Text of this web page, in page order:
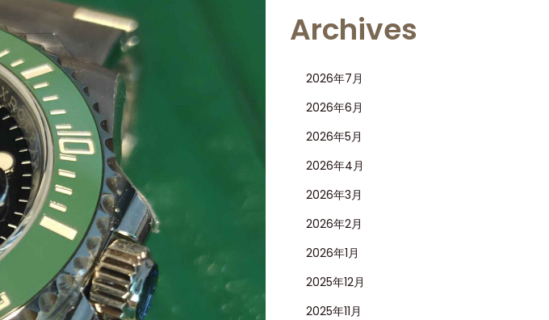
Archives
2026年7月
2026年6月
2026年5月
2026年4月
2026年3月
2026年2月
2026年1月
2025年12月
2025年11月